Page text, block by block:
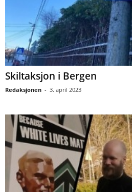
Skiltaksjon i Bergen
Redaksjonen - 3. april 2023